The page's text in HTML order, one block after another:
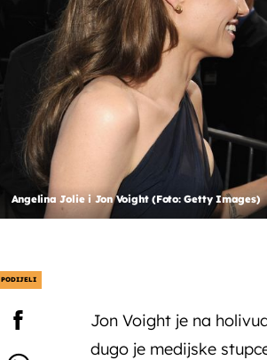
Angelina Jolie i Jon Voight (Foto: Getty Images)
PODIJELI
Jon Voight je na
dugo je medijske